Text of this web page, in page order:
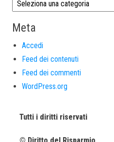
Meta
Accedi
Feed dei contenuti
Feed dei commenti
WordPress.org
Tutti i diritti riservati